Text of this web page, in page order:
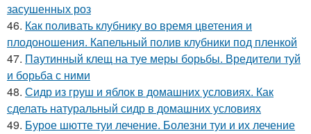
засушенных роз
46. Как поливать клубнику во время цветения и
плодоношения. Капельный полив клубники под пленкой
47. Паутинный клещ на туе меры борьбы. Вредители туй
и борьба с ними
48. Сидр из груш и яблок в домашних условиях. Как
сделать натуральный сидр в домашних условиях
49. Бурое шютте туи лечение. Болезни туи и их лечение